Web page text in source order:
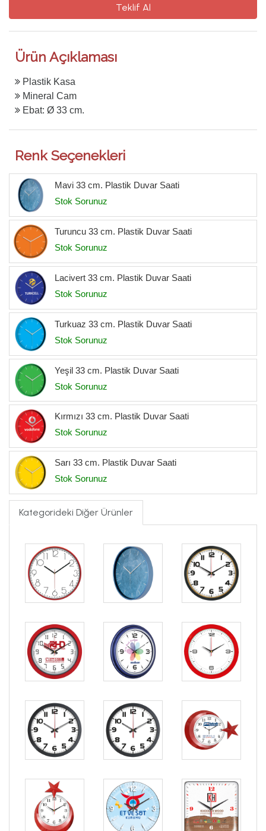
Teklif Al
Ürün Açıklaması
Plastik Kasa
Mineral Cam
Ebat: Ø 33 cm.
Renk Seçenekleri
Mavi 33 cm. Plastik Duvar Saati
Stok Sorunuz
Turuncu 33 cm. Plastik Duvar Saati
Stok Sorunuz
Lacivert 33 cm. Plastik Duvar Saati
Stok Sorunuz
Turkuaz 33 cm. Plastik Duvar Saati
Stok Sorunuz
Yeşil 33 cm. Plastik Duvar Saati
Stok Sorunuz
Kırmızı 33 cm. Plastik Duvar Saati
Stok Sorunuz
Sarı 33 cm. Plastik Duvar Saati
Stok Sorunuz
Kategorideki Diğer Ürünler